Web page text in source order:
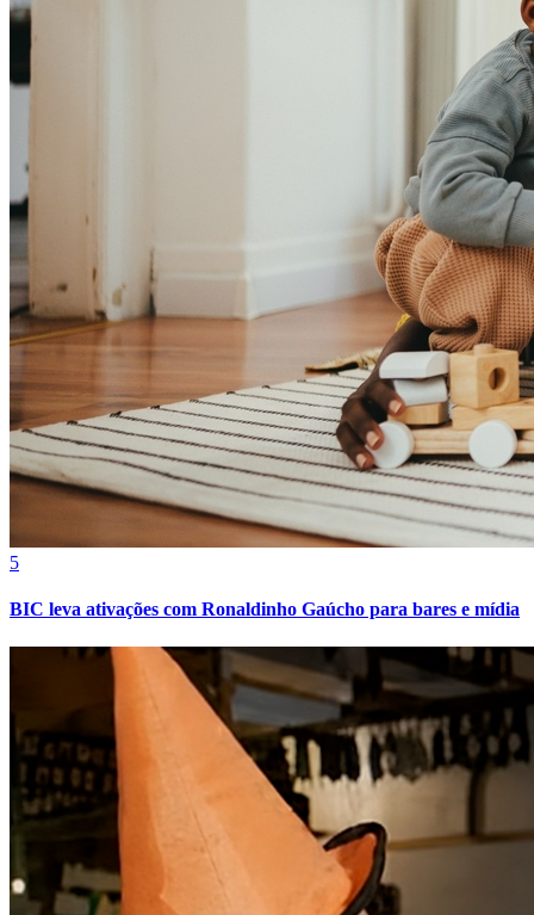
Athletico-PR
Bragantino
5
BIC leva ativações com Ronaldinho Gaúcho para bares e mídia